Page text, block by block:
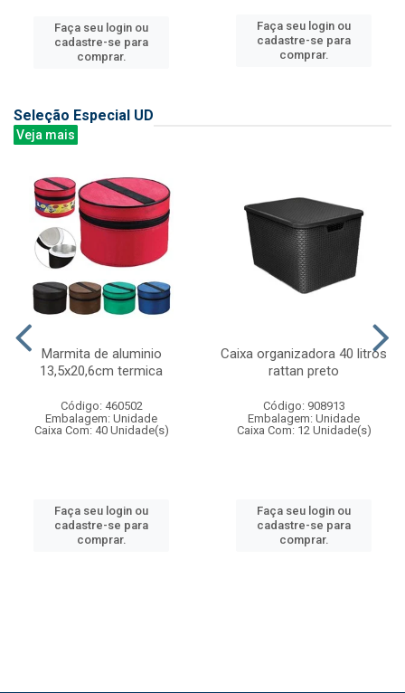
Faça seu login ou
cadastre-se para
comprar.
Faça seu login ou
cadastre-se para
comprar.
Seleção Especial UD
Veja mais
Marmita de aluminio
13,5x20,6cm termica
Código: 460502
Embalagem: Unidade
Caixa Com: 40 Unidade(s)
Faça seu login ou
cadastre-se para
comprar.
Caixa organizadora 40 litros
rattan preto
Código: 908913
Embalagem: Unidade
Caixa Com: 12 Unidade(s)
Faça seu login ou
cadastre-se para
comprar.